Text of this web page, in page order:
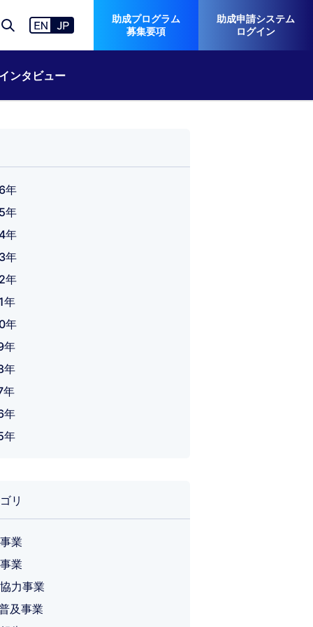
助成プログラム
募集要項
助成申請システム
ログイン
ンタビュー
年
年
年
年
年
年
年
年
年
年
年
年
リ
業
業
力事業
及事業